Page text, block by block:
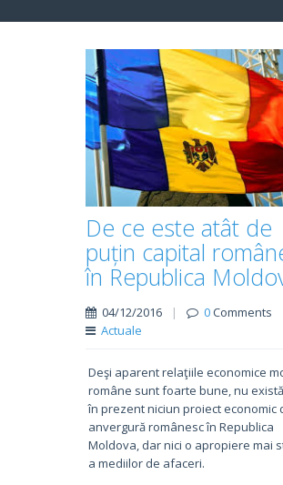
De ce este atât de
puțin capital
în Republica
04/12/2016 | 0Comments
Actuale
Deşi aparent relaţiile economice
române sunt foarte bune, nu
în prezent niciun proiect economic
anvergură românesc în Republica
Moldova, dar nici o apropiere mai
a mediilor de afaceri.